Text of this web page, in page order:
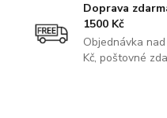
Doprava
1500 Kč
Objednávka
Kč, poštovné